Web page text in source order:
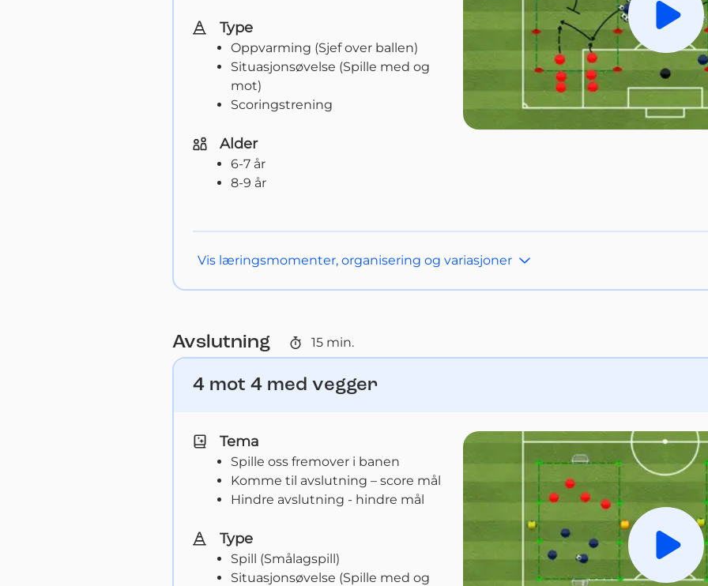
Spill
Type
Oppvarming (Sjef over ballen)
Situasjonsøvelse (Spille med og
mot)
Scoringstrening
Alder
6-7 år
8-9 år
Vis læringsmomenter, organisering og variasjoner
Avslutning 15 min.
4 mot 4 med vegger
Spill
Tema
Spille oss fremover i banen
Komme til avslutning – score mål
Hindre avslutning - hindre mål
Type
Spill (Smålagspill)
Situasjonsøvelse (Spille med og